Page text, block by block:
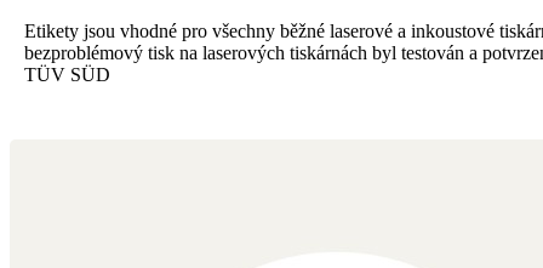
Etikety jsou vhodné pro všechny běžné laserové a inkoustové
bezproblémový tisk na laserových tiskárnách byl testován a
TÜV SÜD